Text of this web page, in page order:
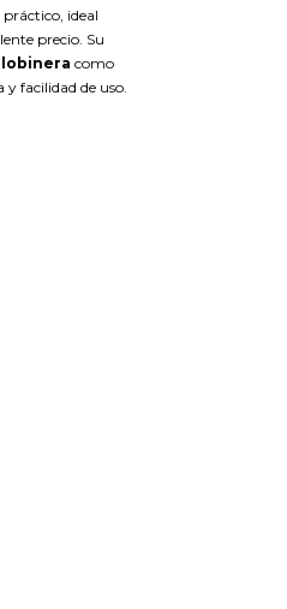
ideal
precio. Su
lobinera como
y facilidad de uso.